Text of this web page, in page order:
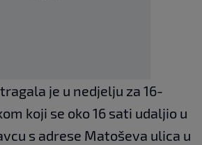
je u nedjelju za 16-
koji se oko 16 sati udaljio u
s adrese Matoševa ulica u